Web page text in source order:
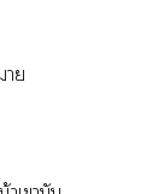
